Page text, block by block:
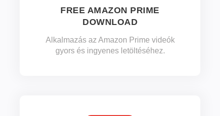
FREE AMAZON PRIME
DOWNLOAD
Alkalmazás az Amazon Prime videók
gyors és ingyenes letöltéséhez.